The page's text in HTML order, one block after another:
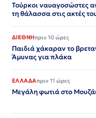
Τούρκοι ναυαγοσώστες
τη θάλασσα στις ακτές
ΔΙΕΘΝΗπριν 10 ώρες
Παιδιά χάκαραν το
Άμυνας για πλάκα
ΕΛΛΑΔΑπριν 11 ώρες
Μεγάλη φωτιά στο